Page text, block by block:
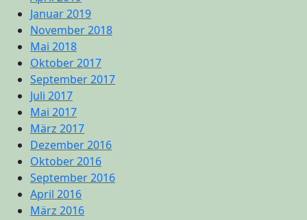
Januar 2019
November 2018
Mai 2018
Oktober 2017
September 2017
Juli 2017
Mai 2017
März 2017
Dezember 2016
Oktober 2016
September 2016
April 2016
März 2016